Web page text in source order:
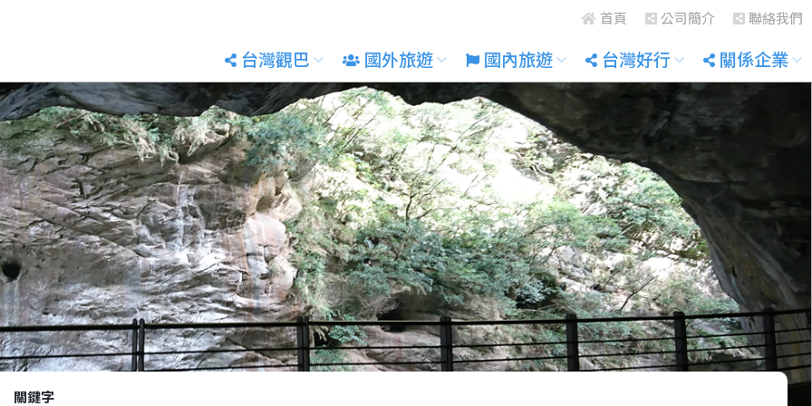
聯絡我們
公司簡介
首頁
關係企業
台灣好行
國內旅遊
國外旅遊
台灣觀巴
關鍵字